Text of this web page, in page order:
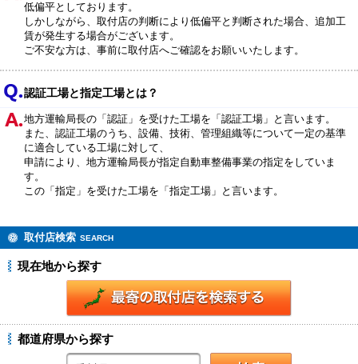
低偏平としております。
しかしながら、取付店の判断により低偏平と判断された場合、追加工
賃が発生する場合がございます。
ご不安な方は、事前に取付店へご確認をお願いいたします。
認証工場と指定工場とは？
地方運輸局長の「認証」を受けた工場を「認証工場」と言います。
また、認証工場のうち、設備、技術、管理組織等について一定の基準
に適合している工場に対して、
申請により、地方運輸局長が指定自動車整備事業の指定をしていま
す。
この「指定」を受けた工場を「指定工場」と言います。
取付店検索 SEARCH
現在地から探す
都道府県から探す